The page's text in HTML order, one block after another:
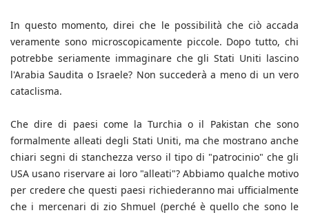
In questo momento, direi che le possibilità che ciò accada
veramente sono microscopicamente piccole. Dopo tutto, chi
potrebbe seriamente immaginare che gli Stati Uniti lascino
l'Arabia Saudita o Israele? Non succederà a meno di un vero
cataclisma.
Che dire di paesi come la Turchia o il Pakistan che sono
formalmente alleati degli Stati Uniti, ma che mostrano anche
chiari segni di stanchezza verso il tipo di "patrocinio" che gli
USA usano riservare ai loro "alleati"? Abbiamo qualche motivo
per credere che questi paesi richiederanno mai ufficialmente
che i mercenari di zio Shmuel (perché è quello che sono le